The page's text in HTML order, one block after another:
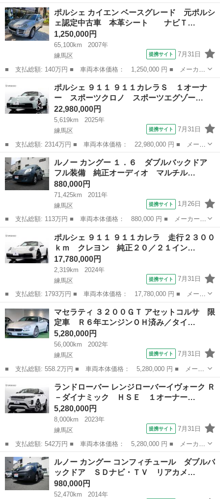
ー名： メルセデスＡＭＧ ■ 車種名： Ｇクラス ■ グレード
名： Ｇ６３ 左Ｈ 最終型 有償色 黒革 デジーノエクスクルー
シブパッケー...
東京 練馬区
ポルシェ カイエン ベースグレード 元ポルシ
ェ認定中古車 本革シート ナビＴ…
1,250,000円
65,100km
2007年
練馬区
提携サイト 7月31日
■ 支払総額: 140万円 ■ 車両本体価格： 1,250,000 円 ■ メーカー
名： ポルシェ ■ 車種名： カイエン ■ グレード名： ベースグ
レード 元ポルシェ認定中古車 本革シート ナビＴＶＥＴＣバッ
カカメラ ...
ポルシェ ９１１ ９１１カレラＳ １オーナ
ー スポーツクロノ スポーツエグゾー…
22,980,000円
5,619km
2025年
練馬区
提携サイト 7月31日
■ 支払総額: 2314万円 ■ 車両本体価格： 22,980,000 円 ■ メーカ
ー名： ポルシェ ■ 車種名： ９１１ ■ グレード名： ９１１カ
レラＳ １オーナー スポーツクロノ スポーツエグゾーストシステ
ム 純正...
東京 練馬区
ルノー カングー １．６ ダブルバックドア
フル装備 純正オーディオ マルチル…
880,000円
71,425km
2011年
練馬区
提携サイト 1月26日
■ 支払総額: 113万円 ■ 車両本体価格： 880,000 円 ■ メーカー
名： ルノー ■ 車種名： カングー ■ グレード名： １．６ ダ
ブルバックドア フル装備 純正オーディオ マルチルーフレール
純正トランクマ...
ポルシェ ９１１ ９１１カレラ 走行２３００
ｋｍ クレヨン 純正２０／２１イン…
17,780,000円
2,319km
2024年
練馬区
提携サイト 7月31日
■ 支払総額: 1793万円 ■ 車両本体価格： 17,780,000 円 ■ メーカ
ー名： ポルシェ ■ 車種名： ９１１ ■ グレード名： ９１１カ
レラ 走行２３００ｋｍ クレヨン 純正２０／２１インチホイー
ル スポー...
東京 練馬区 その他
マセラティ ３２００ＧＴ アセットコルサ 限
定車 Ｒ６年エンジンＯＨ済み／タイ…
5,280,000円
56,000km
2002年
練馬区
提携サイト 7月31日
■ 支払総額: 558.2万円 ■ 車両本体価格： 5,280,000 円 ■ メーカ
ー名： マセラティ ■ 車種名： ３２００ＧＴ ■ グレード名：
アセットコルサ 限定車 Ｒ６年エンジンＯＨ済み／タイミングベル
ト テン...
その他
ランドローバー レンジローバーイヴォーク Ｒ
－ダイナミック ＨＳＥ １オーナー…
5,280,000円
8,000km
2023年
練馬区
提携サイト 7月31日
■ 支払総額: 542万円 ■ 車両本体価格： 5,280,000 円 ■ メーカー
名： ランドローバー ■ 車種名： レンジローバーイヴォーク ■
グレード名： Ｒ－ダイナミック ＨＳＥ １オーナー コールドク
ライメート...
東京 練馬区
ルノー カングー コンフィチュール ダブルバ
ックドア ＳＤナビ・ＴＶ リアカメ…
980,000円
52,470km
2014年